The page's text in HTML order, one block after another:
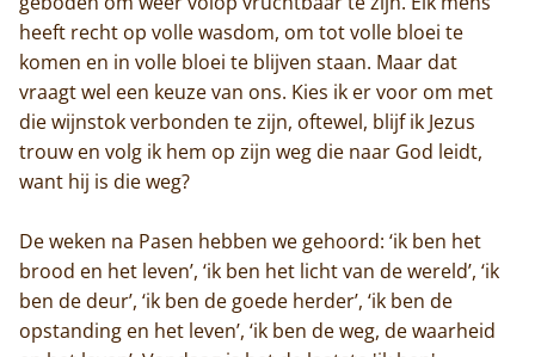
heeft recht op volle wasdom, om tot volle bloei te
komen en in volle bloei te blijven staan. Maar dat
vraagt wel een keuze van ons. Kies ik er voor om met
die wijnstok verbonden te zijn, oftewel, blijf ik Jezus
trouw en volg ik hem op zijn weg die naar God leidt,
want hij is die weg?
De weken na Pasen hebben we gehoord: ‘ik ben het
brood en het leven’, ‘ik ben het licht van de wereld’, ‘ik
ben de deur’, ‘ik ben de goede herder’, ‘ik ben de
opstanding en het leven’, ‘ik ben de weg, de waarheid